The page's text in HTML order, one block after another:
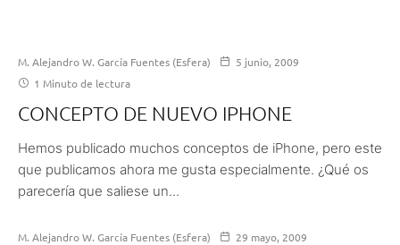
M. Alejandro W. García Fuentes (Esfera)
5 junio, 2009
1 Minuto de lectura
CONCEPTO DE NUEVO IPHONE
Hemos publicado muchos conceptos de iPhone, pero este
que publicamos ahora me gusta especialmente. ¿Qué os
parecería que saliese un...
M. Alejandro W. García Fuentes (Esfera)
29 mayo, 2009